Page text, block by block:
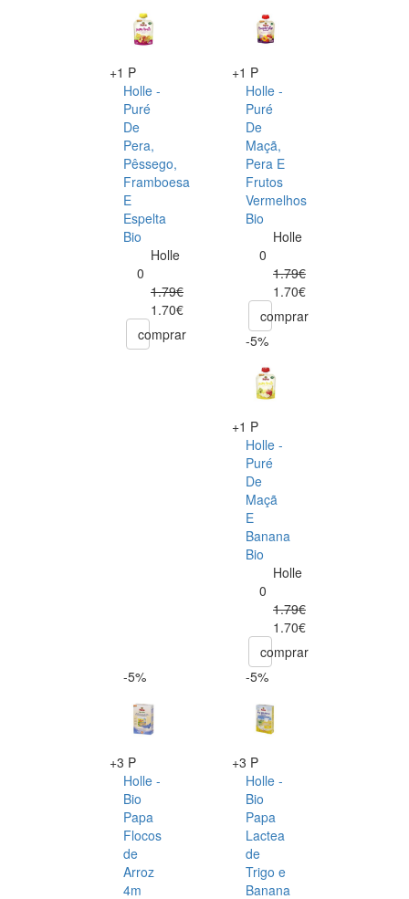
+1 P
Holle -
Puré
De
Pera,
Pêssego,
Framboesa
E
Espelta
Bio
Holle
0
1.79€
1.70€
comprar
+1 P
Holle -
Puré
De
Maçã,
Pera E
Frutos
Vermelhos
Bio
Holle
0
1.79€
1.70€
comprar
-5%
+1 P
Holle -
Puré
De
Maçã
E
Banana
Bio
Holle
0
1.79€
1.70€
comprar
-5%
+3 P
Holle -
Bio
Papa
Flocos
de
Arroz
4m
-5%
+3 P
Holle -
Bio
Papa
Lactea
de
Trigo e
Banana